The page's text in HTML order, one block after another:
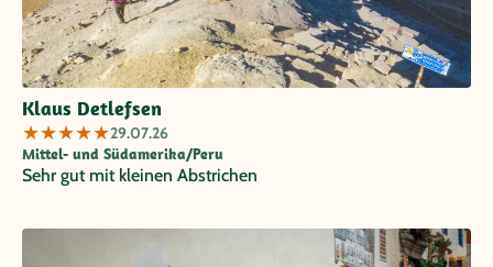
Klaus Detlefsen
★★★★★29.07.26
Mittel- und Südamerika/Peru
Sehr gut mit kleinen Abstrichen